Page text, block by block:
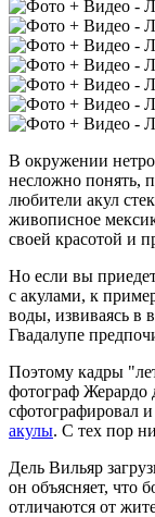
В окружении
несложно понять,
любители акул
живописное
своей красотой и
Но если вы
с акулами, к
воды, извиваясь в
Гвадалупе
Поэтому кадры
фотограф Жерардо
сфотографировал
акулы. С тех пор
Дель Вильяр
он объясняет, что
отличаются от